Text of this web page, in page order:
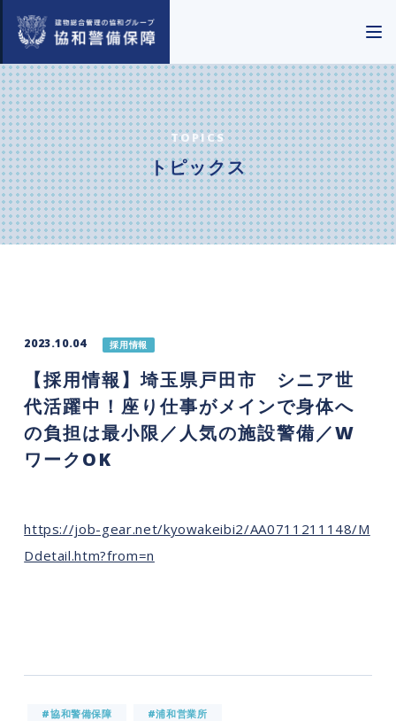
TOPICS
トピックス
2023.10.04 採用情報
【採用情報】埼玉県戸田市 シニア世
代活躍中！座り仕事がメインで身体へ
の負担は最小限／人気の施設警備／W
ワークOK
https://job-gear.net/kyowakeibi2/AA0711211148/M
Ddetail.htm?from=n
#協和警備保障 #浦和営業所